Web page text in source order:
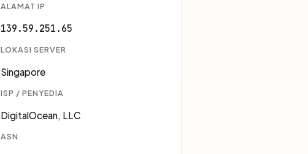
ALAMAT IP
139.59.251.65
LOKASI SERVER
Singapore
ISP / PENYEDIA
DigitalOcean, LLC
ASN